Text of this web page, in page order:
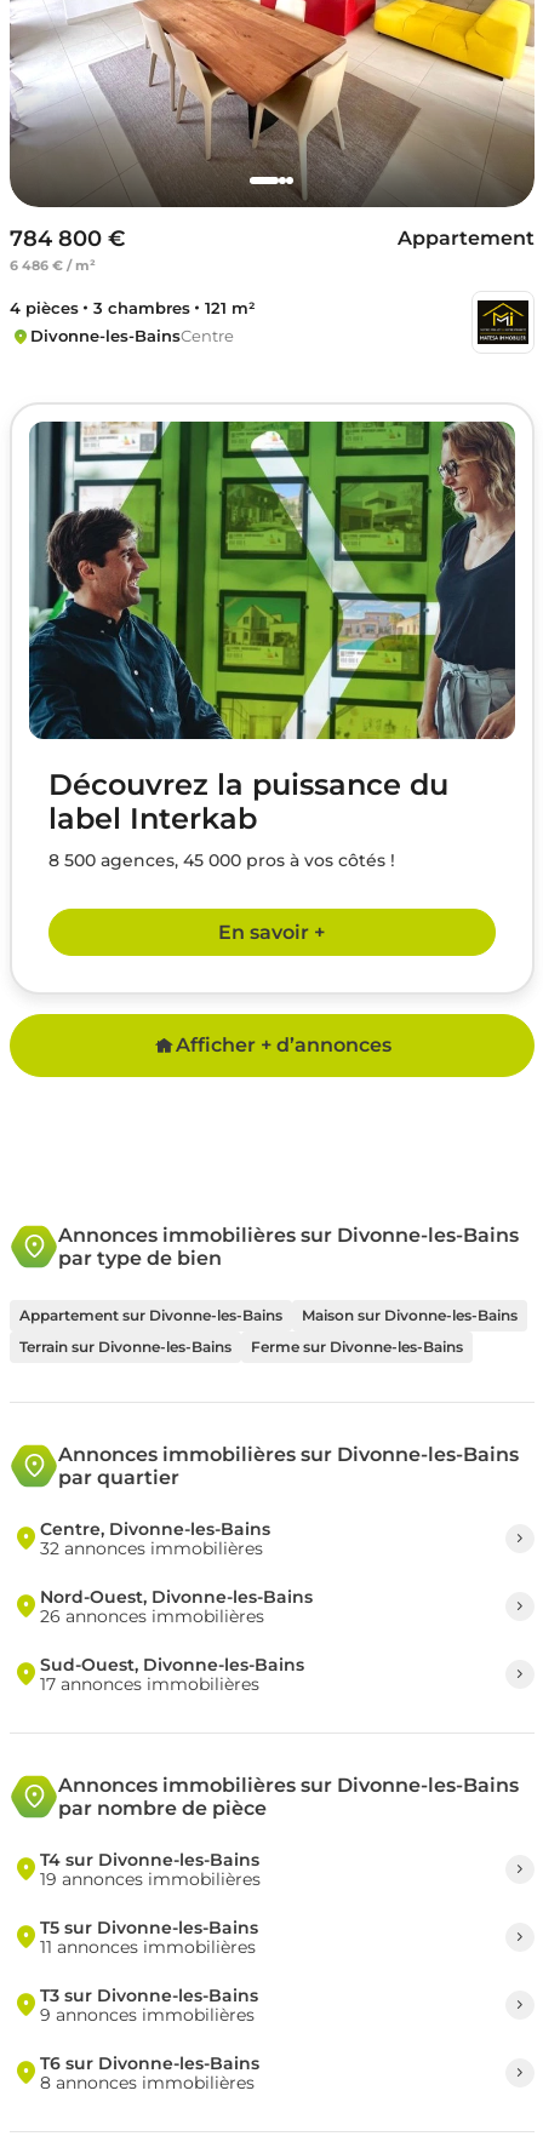
784 800 €
6 486 € / m²
Appartement
4 pièces 3 chambres
121 m²
Divonne-les-BainsCentre
Découvrez la puissance du
label Interkab
8 500 agences, 45 000 pros à vos côtés !
En savoir +
Afficher + d’annonces
Annonces immobilières sur Divonne-les-Bains
par type de bien
Appartement sur Divonne-les-Bains
Maison sur Divonne-les-Bains
Terrain sur Divonne-les-Bains
Ferme sur Divonne-les-Bains
Annonces immobilières sur Divonne-les-Bains
par quartier
Centre, Divonne-les-Bains
32 annonces immobilières
Nord-Ouest, Divonne-les-Bains
26 annonces immobilières
Sud-Ouest, Divonne-les-Bains
17 annonces immobilières
Annonces immobilières sur Divonne-les-Bains
par nombre de pièce
T4 sur Divonne-les-Bains
19 annonces immobilières
T5 sur Divonne-les-Bains
11 annonces immobilières
T3 sur Divonne-les-Bains
9 annonces immobilières
T6 sur Divonne-les-Bains
8 annonces immobilières